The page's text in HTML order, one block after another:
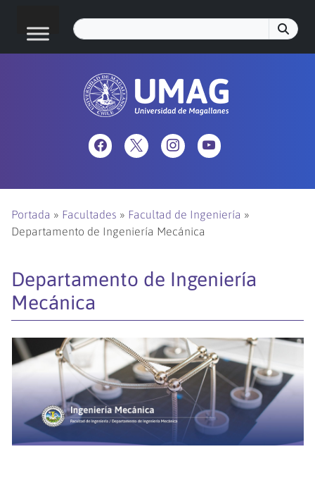
Portada » Facultades » Facultad de Ingeniería »
Departamento de Ingeniería Mecánica
Departamento de Ingeniería
Mecánica